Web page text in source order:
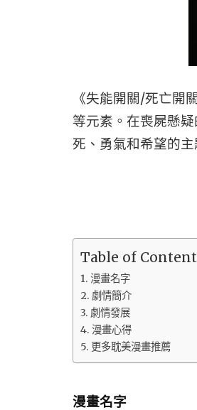
《失能開關/死亡開
等元素。在喪屍懸
死、勇氣和希望的主
Table of
漫畫名字
劇情簡介
劇情發展
漫畫心得
更多耽美漫畫推薦
漫畫名字